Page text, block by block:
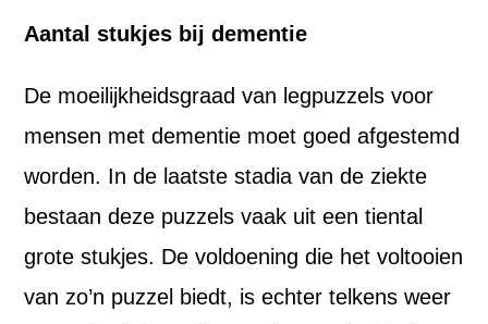
Aantal stukjes bij dementie
De moeilijkheidsgraad van legpuzzels voor
mensen met dementie moet goed afgestemd
worden. In de laatste stadia van de ziekte
bestaan deze puzzels vaak uit een tiental
grote stukjes. De voldoening die het voltooien
van zo’n puzzel biedt, is echter telkens weer